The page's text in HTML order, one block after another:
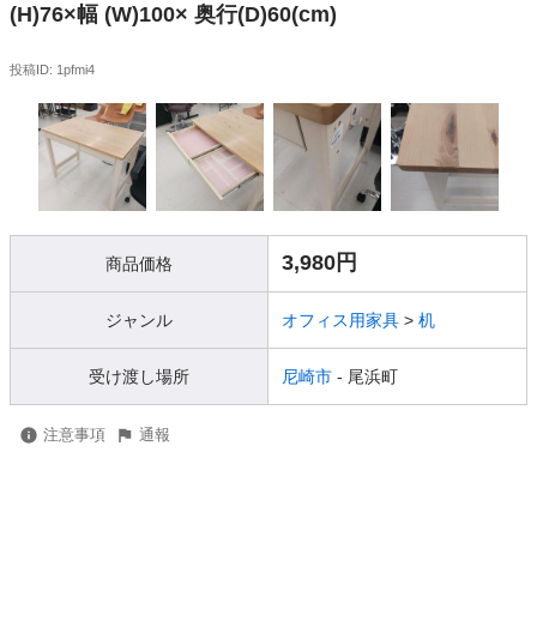
(H)76×幅 (W)100× 奥行(D)60(cm)
投稿ID: 1pfmi4
商品価格 3,980円
ジャンル オフィス用家具 > 机
受け渡し場所 尼崎市 - 尾浜町
注意事項 通報